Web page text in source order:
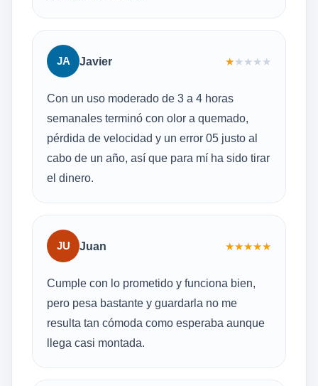
JA Javier ★★★★★
Con un uso moderado de 3 a 4 horas
semanales terminó con olor a quemado,
pérdida de velocidad y un error 05 justo al
cabo de un año, así que para mí ha sido tirar
el dinero.
JU Juan ★★★★★
Cumple con lo prometido y funciona bien,
pero pesa bastante y guardarla no me
resulta tan cómoda como esperaba aunque
llega casi montada.